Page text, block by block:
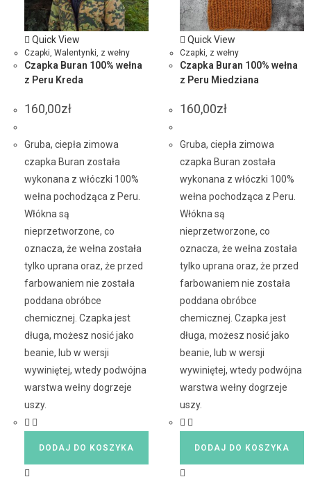
Quick View
Czapki, Walentynki, z wełny
Czapka Buran 100% wełna
z Peru Kreda
160,00zł
Gruba, ciepła zimowa
czapka Buran została
wykonana z włóczki 100%
wełna pochodząca z Peru.
Włókna są
nieprzetworzone, co
oznacza, że wełna została
tylko uprana oraz, że przed
farbowaniem nie została
poddana obróbce
chemicznej. Czapka jest
długa, możesz nosić jako
beanie, lub w wersji
wywiniętej, wtedy podwójna
warstwa wełny dogrzeje
uszy.
DODAJ DO KOSZYKA
Quick View
Czapki, z wełny
Czapka Buran 100% wełna
z Peru Miedziana
160,00zł
Gruba, ciepła zimowa
czapka Buran została
wykonana z włóczki 100%
wełna pochodząca z Peru.
Włókna są
nieprzetworzone, co
oznacza, że wełna została
tylko uprana oraz, że przed
farbowaniem nie została
poddana obróbce
chemicznej. Czapka jest
długa, możesz nosić jako
beanie, lub w wersji
wywiniętej, wtedy podwójna
warstwa wełny dogrzeje
uszy.
DODAJ DO KOSZYKA